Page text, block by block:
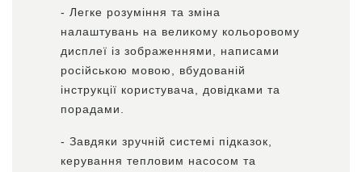
- Легке розуміння та зміна
налаштувань на великому кольоровому
дисплеї із зображеннями, написами
російською мовою, вбудованій
інструкції користувача, довідками та
порадами.
- Завдяки зручній системі підказок,
керування тепловим насосом та